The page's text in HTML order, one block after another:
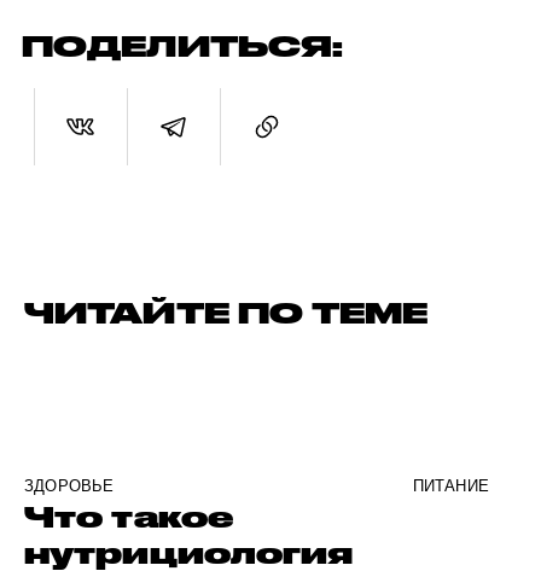
ПОДЕЛИТЬСЯ:
ЧИТАЙТЕ ПО ТЕМЕ
ЗДОРОВЬЕ ПИТАНИЕ
Что такое
нутрициология